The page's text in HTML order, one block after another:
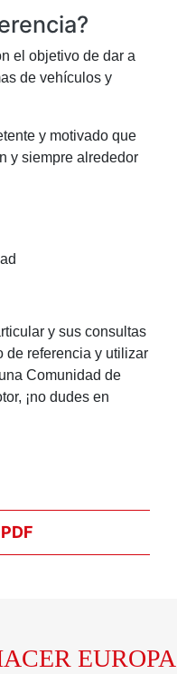
el objetivo de dar a
de vehículos y
y motivado que
y siempre alrededor
y sus consultas
de referencia y utilizar
Comunidad de
¡no dudes en
EUROPA